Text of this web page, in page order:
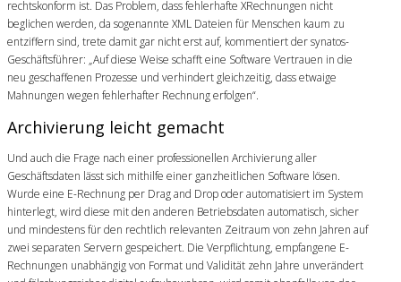
rechtskonform ist. Das Problem, dass fehlerhafte XRechnungen nicht
beglichen werden, da sogenannte XML Dateien für Menschen kaum zu
entziffern sind, trete damit gar nicht erst auf, kommentiert der synatos-
Geschäftsführer: „Auf diese Weise schafft eine Software Vertrauen in die
neu geschaffenen Prozesse und verhindert gleichzeitig, dass etwaige
Mahnungen wegen fehlerhafter Rechnung erfolgen“.
Archivierung leicht gemacht
Und auch die Frage nach einer professionellen Archivierung aller
Geschäftsdaten lässt sich mithilfe einer ganzheitlichen Software lösen.
Wurde eine E-Rechnung per Drag and Drop oder automatisiert im System
hinterlegt, wird diese mit den anderen Betriebsdaten automatisch, sicher
und mindestens für den rechtlich relevanten Zeitraum von zehn Jahren auf
zwei separaten Servern gespeichert. Die Verpflichtung, empfangene E-
Rechnungen unabhängig von Format und Validität zehn Jahre unverändert